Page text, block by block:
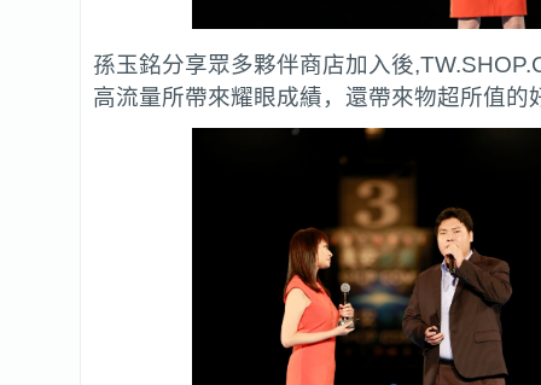
孫玉銘分享眾多夥伴商店加入後
高流量所帶來耀眼成績，還帶來物超所值的